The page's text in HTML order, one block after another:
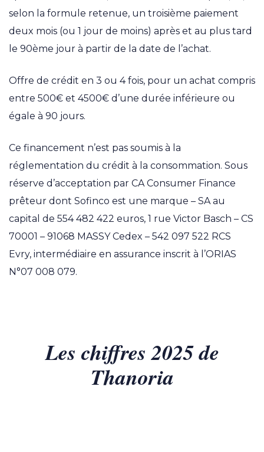
selon la formule retenue, un troisième paiement
deux mois (ou 1 jour de moins) après et au plus tard
le 90ème jour à partir de la date de l’achat.
Offre de crédit en 3 ou 4 fois, pour un achat compris
entre 500€ et 4500€ d’une durée inférieure ou
égale à 90 jours.
Ce financement n’est pas soumis à la
réglementation du crédit à la consommation. Sous
réserve d’acceptation par CA Consumer Finance
prêteur dont Sofinco est une marque – SA au
capital de 554 482 422 euros, 1 rue Victor Basch – CS
70001 – 91068 MASSY Cedex – 542 097 522 RCS
Evry, intermédiaire en assurance inscrit à l’ORIAS
N°07 008 079.
Les chiffres 2025 de
Thanoria